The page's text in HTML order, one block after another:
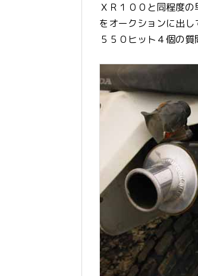
ＸＲ１００と同程度
をオークションに出
５５０ヒット４個の